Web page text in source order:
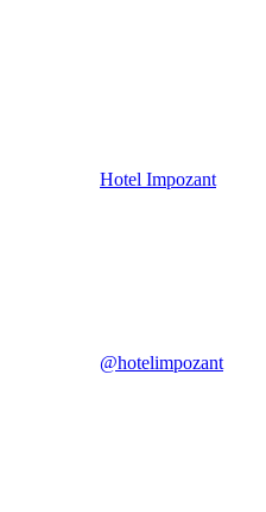
Hotel Impozant
@hotelimpozant